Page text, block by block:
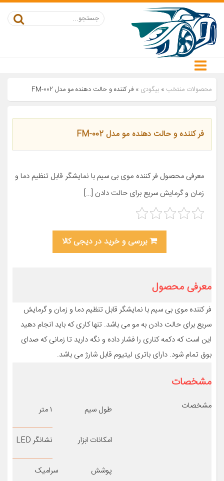
محصولات منتخب » بیگودی » فر کننده و حالت دهنده مو مدل FM-002
فر کننده و حالت دهنده مو مدل FM-002
معرفی محصول فر کننده موی بی سیم با نمایشگر قابل تنظیم دما و
زمان و گرمایش سریع برای حالت دادن […]
بررسی و خرید در دیجی کالا
معرفی محصول
فر کننده موی بی سیم با نمایشگر قابل تنظیم دما و زمان و گرمایش
سریع برای حالت دادن به مو می باشد. تنها کاری که باید انجام دهید
این است که دکمه کناری را فشار داده و نگه دارید تا زمانی که صدای
بوق تمام شود. دارای باتری لیتیوم قابل شارژ می باشد.
مشخصات
مشخصات طول سیم ۱ متر
امکانات ابزار نشانگر LED
پوشش
سرامیک